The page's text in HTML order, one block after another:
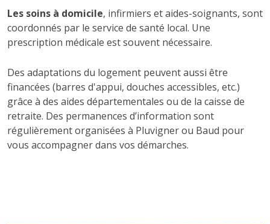
Les soins à domicile, infirmiers et aides-soignants, sont
coordonnés par le service de santé local. Une
prescription médicale est souvent nécessaire.
Des adaptations du logement peuvent aussi être
financées (barres d'appui, douches accessibles, etc.)
grâce à des aides départementales ou de la caisse de
retraite. Des permanences d’information sont
régulièrement organisées à Pluvigner ou Baud pour
vous accompagner dans vos démarches.